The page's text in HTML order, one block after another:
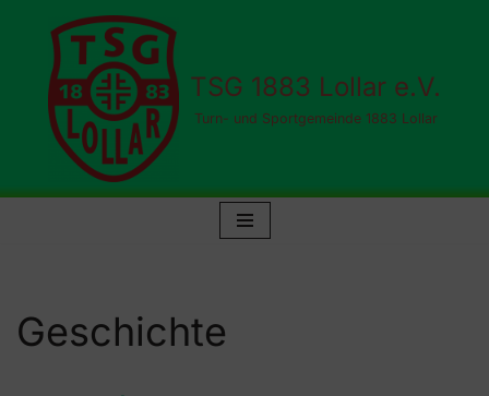
Inhalt
springen
TSG 1883 Lollar e.V.
Turn- und Sportgemeinde 1883 Lollar
Geschichte